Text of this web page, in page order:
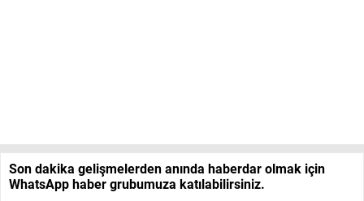
Son dakika gelişmelerden anında haberdar olmak için
WhatsApp haber grubumuza katılabilirsiniz.